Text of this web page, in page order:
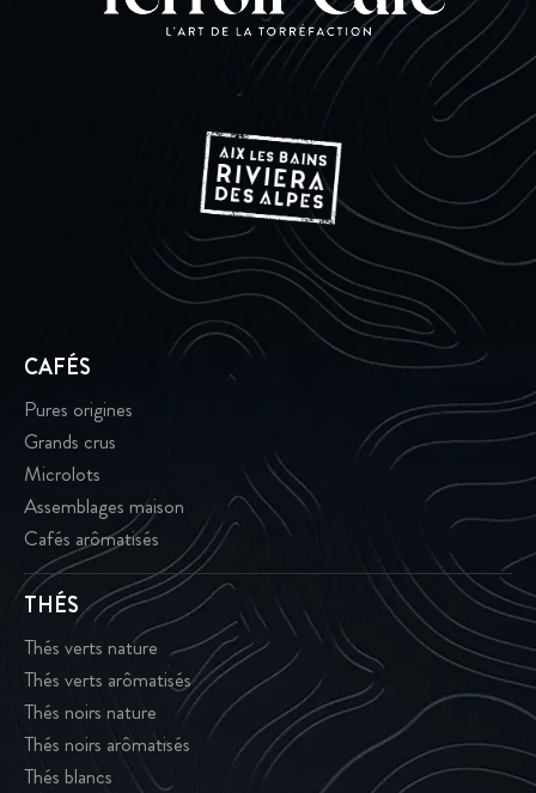
CAFÉS
Pures origines
Grands crus
Microlots
Assemblages maison
Cafés arômatisés
THÉS
Thés verts nature
Thés verts arômatisés
Thés noirs nature
Thés noirs arômatisés
Thés blancs